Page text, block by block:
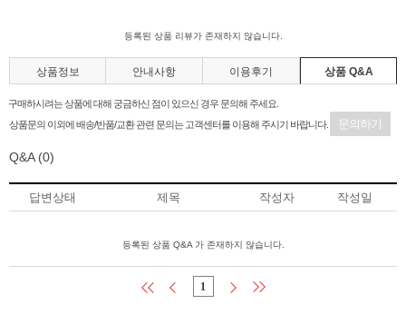
등록된 상품 리뷰가 존재하지 않습니다.
상품정보 안내사항 이용후기 상품 Q&A
구매하시려는 상품에 대해 궁금하신 점이 있으신 경우 문의해 주세요.
상품문의 이외에 배송/반품/교환 관련 문의는 고객센터를 이용해 주시기 바랍니다.
문의하기
Q&A (0)
답변상태 제목 작성자 작성일
등록된 상품 Q&A 가 존재하지 않습니다.
1